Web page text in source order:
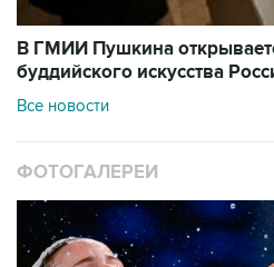
В ГМИИ Пушкина
буддийского искусства
Все новости
ФОТОГАЛЕРЕИ